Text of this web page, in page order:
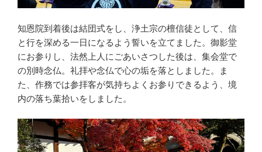
知恩院到着後は結団式をし、浄土宗の檀信徒として、信
と行を深める一日になるよう誓いを立てました。御影堂
にお参りし、法然上人にごあいさつした後は、集会堂で
の別時念仏。礼拝や念仏で心の垢を落としました。ま
た、作務では参拝客が気持ちよくお参りできるよう、境
内の落ち葉拾いをしました。